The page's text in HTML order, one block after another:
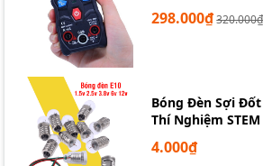
Cảm biến siêu âm
SRF05
298.000₫320.000₫
Bóng Đèn Sợi Đốt
Thí Nghiệm STEM
4.000₫